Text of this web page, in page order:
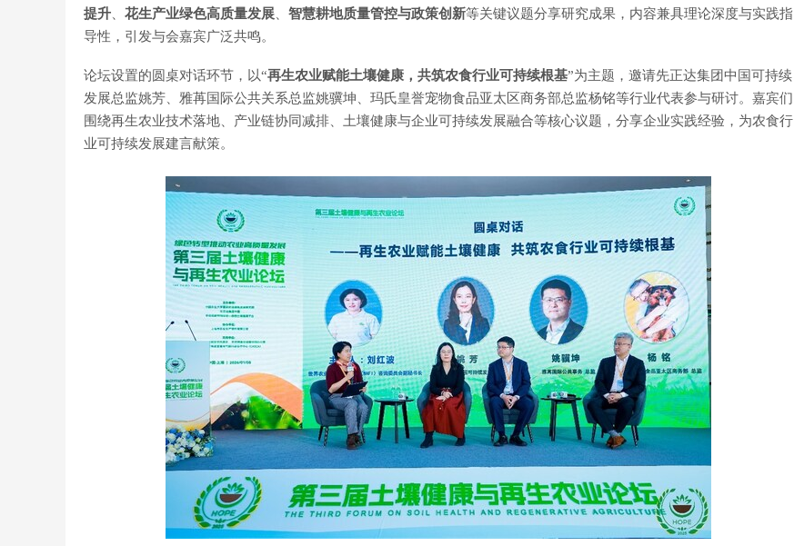
提升
花生产业绿色高质量发展 智慧耕地质量管控与政策创新等关键议题分享研究成果，内容兼具理论深度与实践指
导性，引发与会嘉宾广泛共鸣。
论坛设置的圆桌对话环节，以“再生农业赋能土壤健康，共筑农食行业可持续根基”为主题，邀请先正达集团中国可持续
发展总监姚芳、雅苒国际公共关系总监姚骥坤、玛氏皇誉宠物食品亚太区商务部总监杨铭等行业代表参与研讨。嘉宾们
围绕再生农业技术落地、产业链协同减排、土壤健康与企业可持续发展融合等核心议题，分享企业实践经验，为农食行
业可持续发展建言献策。